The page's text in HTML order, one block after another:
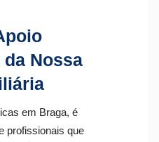
Nossa
em Braga, é
profissionais que